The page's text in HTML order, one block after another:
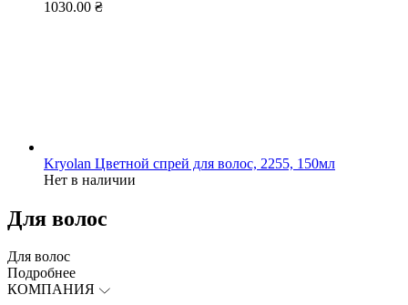
1030.00 ₴
Kryolan Цветной спрей для волос, 2255, 150мл
Нет в наличии
Для волос
Для волос
Подробнее
КОМПАНИЯ